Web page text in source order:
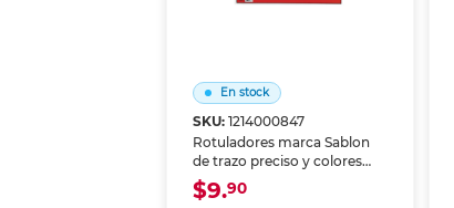
En stock
SKU: 1214000847
Rotuladores marca Sablon
de trazo preciso y colores
intensos. Para escritura,
dibujo, caligrafía y proyectos
$9.90